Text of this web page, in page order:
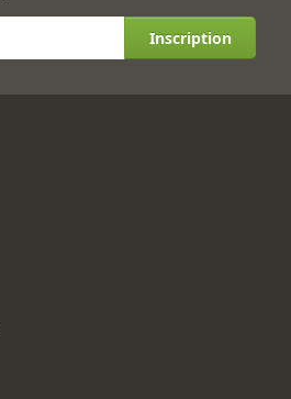
Inscription